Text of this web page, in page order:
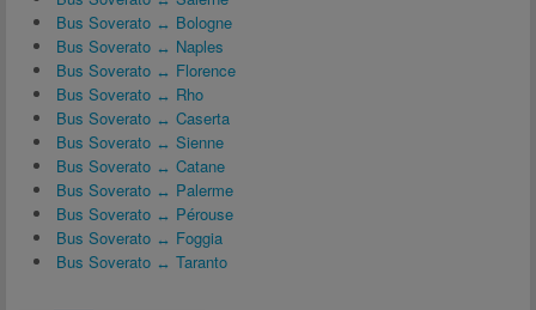
Bus Soverato ↔ Bologne
Bus Soverato ↔ Naples
Bus Soverato ↔ Florence
Bus Soverato ↔ Rho
Bus Soverato ↔ Caserta
Bus Soverato ↔ Sienne
Bus Soverato ↔ Catane
Bus Soverato ↔ Palerme
Bus Soverato ↔ Pérouse
Bus Soverato ↔ Foggia
Bus Soverato ↔ Taranto